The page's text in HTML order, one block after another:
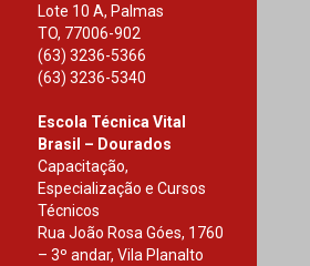
Lote 10 A, Palmas
TO, 77006-902
(63) 3236-5366
(63) 3236-5340
Escola Técnica Vital
Brasil – Dourados
Capacitação,
Especialização e Cursos
Técnicos
Rua João Rosa Góes, 1760
– 3º andar, Vila Planalto